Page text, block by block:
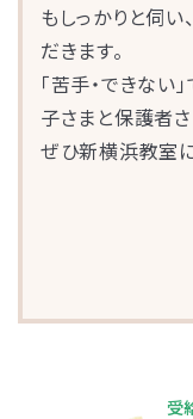
もしっかりと伺
だきます。
「苦手・できない
子さまと保護者
ぜひ新横浜教室に
受